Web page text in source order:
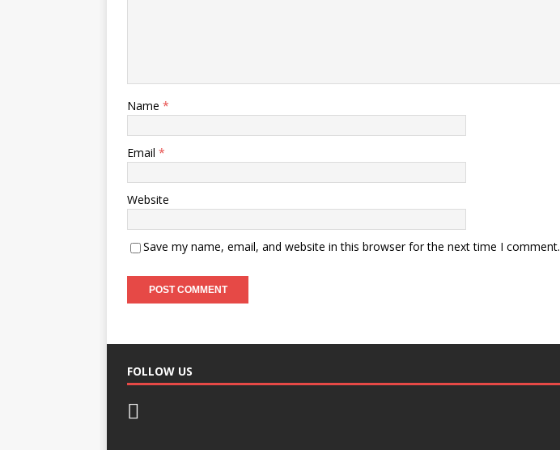
Name *
Email *
Website
Save my name, email, and website in this browser for the next time I comment.
FOLLOW US